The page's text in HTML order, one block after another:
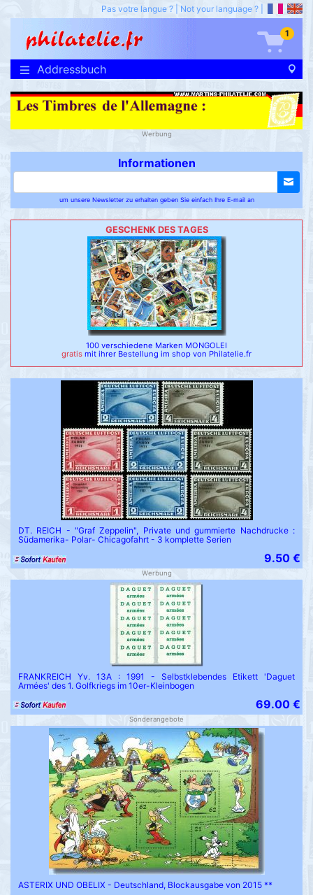
Pas votre langue ? Not your language ?
1
Addressbuch
Werbung
Informationen
um unsere Newsletter zu erhalten geben Sie einfach Ihre E-mail an
GESCHENK DES TAGES
100 verschiedene Marken MONGOLEI
gratis mit ihrer Bestellung im shop von Philatelie.fr
DT. REICH - "Graf Zeppelin", Private und gummierte Nachdrucke :
Südamerika- Polar- Chicagofahrt - 3 komplette Serien
9.50 €
Werbung
FRANKREICH Yv. 13A : 1991 - Selbstklebendes Etikett 'Daguet
Armées' des 1. Golfkriegs im 10er-Kleinbogen
69.00 €
Sonderangebote
ASTERIX UND OBELIX - Deutschland, Blockausgabe von 2015 **